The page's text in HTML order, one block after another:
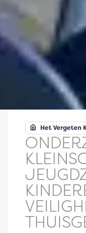
Het Vergeten